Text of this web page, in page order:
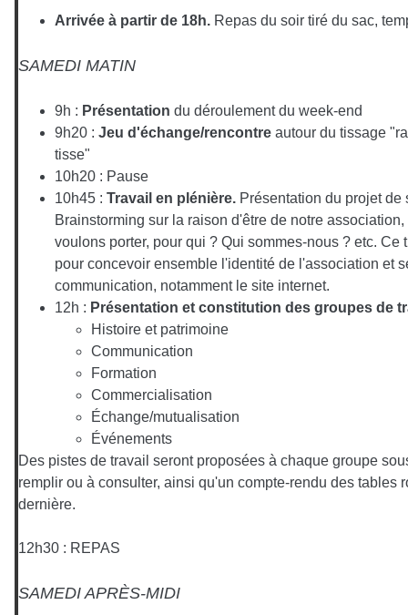
Arrivée à partir de 18h. Repas du soir tiré du sac,
SAMEDI MATIN
9h : Présentation du déroulement du week-end
9h20 : Jeu d'échange/rencontre autour du tissage
tisse"
10h20 : Pause
10h45 : Travail en plénière. Présentation du projet de
Brainstorming sur la raison d'être de notre
voulons porter, pour qui ? Qui sommes-nous ? etc. Ce
pour concevoir ensemble l'identité de l'association et
communication, notamment le site internet.
12h : Présentation et constitution des groupes de
Histoire et patrimoine
Communication
Formation
Commercialisation
Échange/mutualisation
Événements
Des pistes de travail seront proposées à chaque groupe
remplir ou à consulter, ainsi qu'un compte-rendu des tables
dernière.
12h30 : REPAS
SAMEDI APRÈS-MIDI